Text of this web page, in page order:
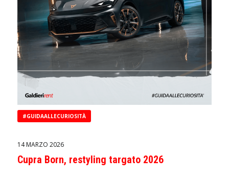
#GUIDAALLECURIOSITÀ
14 MARZO 2026
Cupra Born, restyling targato 2026